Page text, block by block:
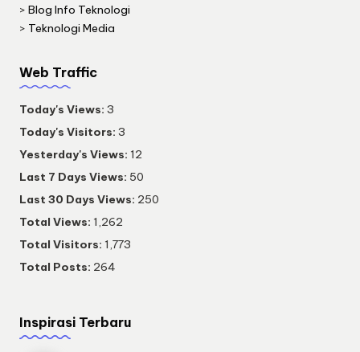
> Blog Info Teknologi
> Teknologi Media
Web Traffic
Today's Views: 3
Today's Visitors: 3
Yesterday's Views: 12
Last 7 Days Views: 50
Last 30 Days Views: 250
Total Views: 1,262
Total Visitors: 1,773
Total Posts: 264
Inspirasi Terbaru